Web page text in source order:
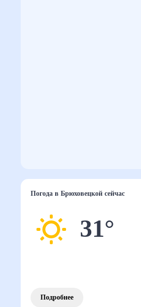
Погода в Брюховецкойсейчас
31°
Подробнее